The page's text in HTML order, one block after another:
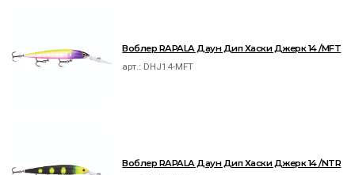
Воблер RAPALA Даун Дип Хаски Джерк 14 /MFT
арт.: DHJ14-MFT
Воблер RAPALA Даун Дип Хаски Джерк 14 /NTR